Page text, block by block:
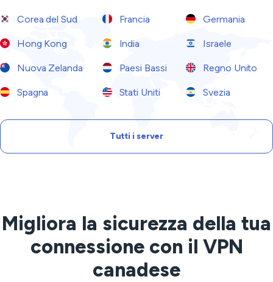
Corea del Sud Francia Germania
Hong Kong India Israele
Nuova Zelanda Paesi Bassi Regno Unito
Spagna Stati Uniti Svezia
Tutti i server
Migliora la sicurezza della tua
connessione con il VPN
canadese